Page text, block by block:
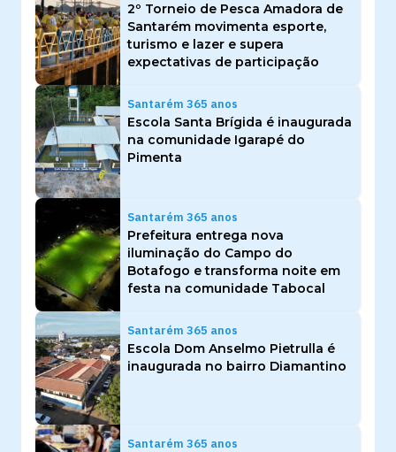
2º Torneio de Pesca Amadora de
Santarém movimenta esporte,
turismo e lazer e supera
expectativas de participação
Santarém 365 anos
Escola Santa Brígida é inaugurada
na comunidade Igarapé do
Pimenta
Santarém 365 anos
Prefeitura entrega nova
iluminação do Campo do
Botafogo e transforma noite em
festa na comunidade Tabocal
Santarém 365 anos
Escola Dom Anselmo Pietrulla é
inaugurada no bairro Diamantino
Santarém 365 anos